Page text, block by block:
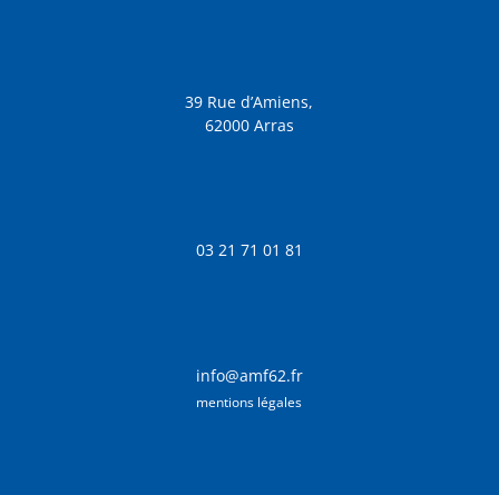
39 Rue d’Amiens,
62000 Arras
03 21 71 01 81
info@amf62.fr
mentions légales